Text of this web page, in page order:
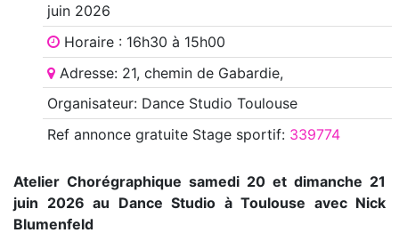
juin 2026
Horaire : 16h30 à 15h00
Adresse: 21, chemin de Gabardie,
Organisateur: Dance Studio Toulouse
Ref annoncegratuite Stage sportif: 339774
Atelier Chorégraphique samedi 20 et dimanche 21
juin 2026 au Dance Studio à Toulouse avec Nick
Blumenfeld